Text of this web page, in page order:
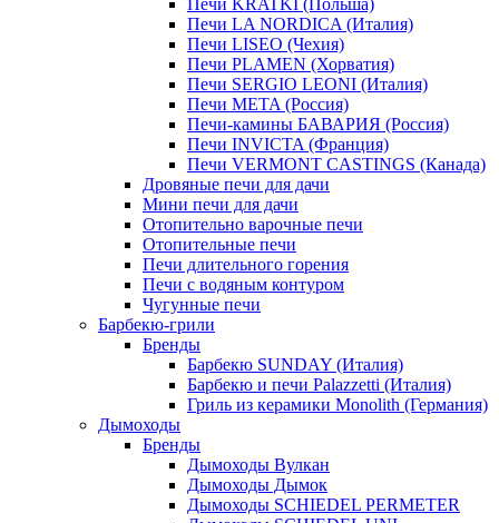
Печи KRATKI (Польша)
Печи LA NORDICA (Италия)
Печи LISEO (Чехия)
Печи PLAMEN (Хорватия)
Печи SERGIO LEONI (Италия)
Печи META (Россия)
Печи-камины БАВАРИЯ (Россия)
Печи INVICTA (Франция)
Печи VERMONT CASTINGS (Канада)
Дровяные печи для дачи
Мини печи для дачи
Отопительно варочные печи
Отопительные печи
Печи длительного горения
Печи с водяным контуром
Чугунные печи
Барбекю-грили
Бренды
Барбекю SUNDAY (Италия)
Барбекю и печи Palazzetti (Италия)
Гриль из керамики Monolith (Германия)
Дымоходы
Бренды
Дымоходы Вулкан
Дымоходы Дымок
Дымоходы SCHIEDEL PERMETER